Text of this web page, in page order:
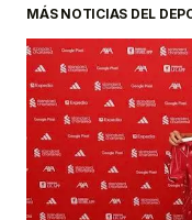
MÁS NOTICIAS DEL